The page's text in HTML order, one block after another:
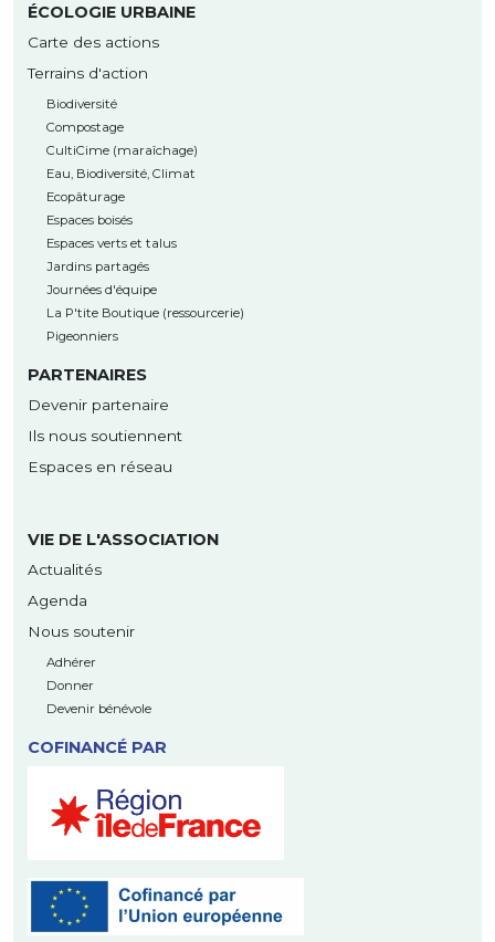
ÉCOLOGIE URBAINE
Carte des actions
Terrains d'action
Biodiversité
Compostage
CultiCime (maraîchage)
Eau, Biodiversité, Climat
Ecopâturage
Espaces boisés
Espaces verts et talus
Jardins partagés
Journées d'équipe
La P'tite Boutique (ressourcerie)
Pigeonniers
PARTENAIRES
Devenir partenaire
Ils nous soutiennent
Espaces en réseau
VIE DE L'ASSOCIATION
Actualités
Agenda
Nous soutenir
Adhérer
Donner
Devenir bénévole
COFINANCÉ PAR